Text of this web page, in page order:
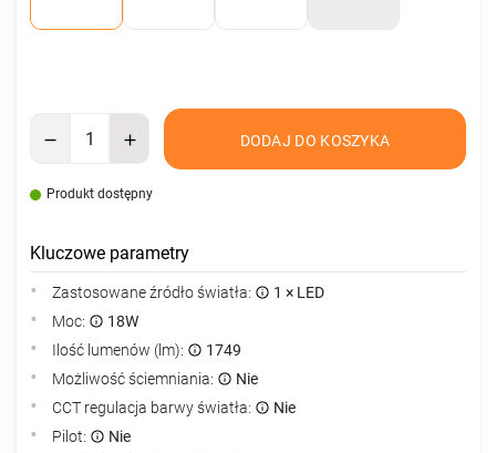
DODAJ DO KOSZYKA
Produkt dostępny
Kluczowe parametry
Zastosowane źródło światła:
1 × LED
Moc:
18W
Ilość lumenów (lm):
1749
Możliwość ściemniania:
Nie
CCT regulacja barwy światła:
Nie
Pilot:
Nie